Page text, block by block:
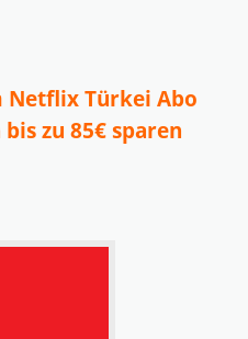
Netflix Türkei Abo
zu 85€ sparen